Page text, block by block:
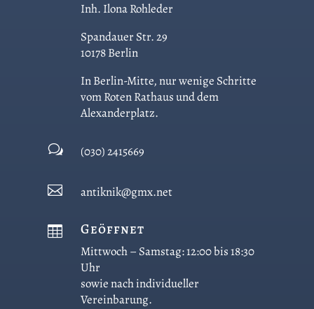
Inh. Ilona Rohleder
Spandauer Str. 29
10178 Berlin
In Berlin-Mitte, nur wenige Schritte
vom Roten Rathaus und dem
Alexanderplatz.
w (030) 2415669
 antiknik@gmx.net
 Geöffnet
Mittwoch – Samstag: 12:00 bis 18:30
Uhr
sowie nach individueller
Vereinbarung.